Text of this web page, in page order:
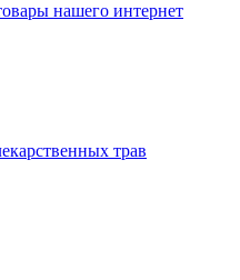
нашего интернет
трав